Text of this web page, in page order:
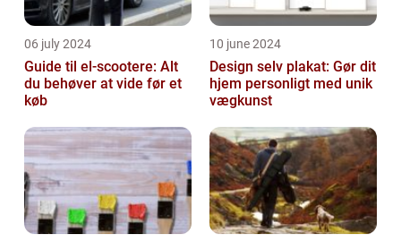
06 july 2024
Guide til el-scootere: Alt
du behøver at vide før et
køb
10 june 2024
Design selv plakat: Gør dit
hjem personligt med unik
vægkunst